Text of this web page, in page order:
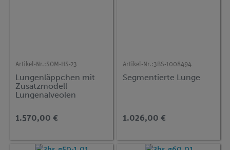
Artikel-Nr.:SOM-HS-23
Lungenläppchen mit
Zusatzmodell
Lungenalveolen
1.570,00 €
Artikel-Nr.:3BS-1008494
Segmentierte Lunge
1.026,00 €